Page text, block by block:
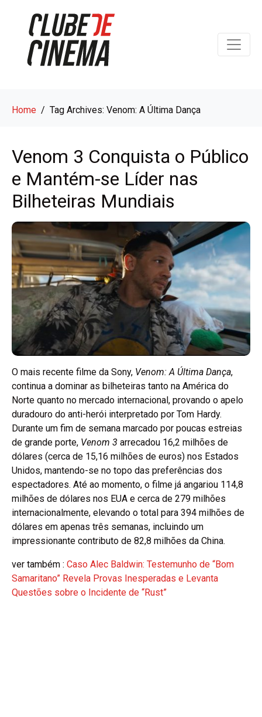
Home Tag Archives: Venom: A Última Dança
Venom 3 Conquista o Público
e Mantém-se Líder nas
Bilheteiras Mundiais
O mais recente filme da Sony, Venom: A Última Dança,
continua a dominar as bilheteiras tanto na América do
Norte quanto no mercado internacional, provando o apelo
duradouro do anti-herói interpretado por Tom Hardy.
Durante um fim de semana marcado por poucas estreias
de grande porte, Venom 3 arrecadou 16,2 milhões de
dólares (cerca de 15,16 milhões de euros) nos Estados
Unidos, mantendo-se no topo das preferências dos
espectadores. Até ao momento, o filme já angariou 114,8
milhões de dólares nos EUA e cerca de 279 milhões
internacionalmente, elevando o total para 394 milhões de
dólares em apenas três semanas, incluindo um
impressionante contributo de 82,8 milhões da China.
ver também : Caso Alec Baldwin: Testemunho de “Bom
Samaritano” Revela Provas Inesperadas e Levanta
Questões sobre o Incidente de “Rust”